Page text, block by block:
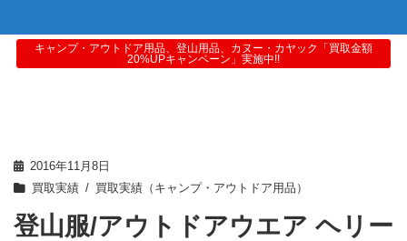
キャンプ・アウトドア用品、登山用品、カヌー・カヤック「買取金額
20%UPキャンペーン」実施中!!
2016年11月8日
買取実績
買取実績（キャンプ・アウトドア用品）
登山服/アウトドアウエア ヘリー